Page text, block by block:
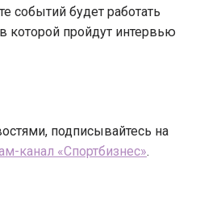
событий будет работать
которой пройдут интервью
подписывайтесь на
канал «Спортбизнес».